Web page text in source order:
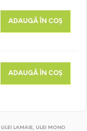
ADAUGĂ ÎN COȘ
ADAUGĂ ÎN COȘ
ULEI LAMAIE, ULEI MONO